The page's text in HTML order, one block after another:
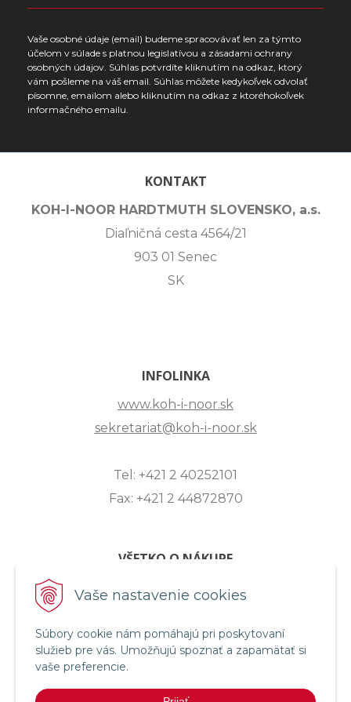
Vaše nastavenie cookies
Súbory cookie nám pomáhajú pri poskytovaní
služieb pre vás. Umožňujú spoznať a zapamätať si
vaše preferencie.
Vaše osobné údaje (email) budeme spracovávať len za týmto
účelom v súlade s platnou legislatívou a zásadami ochrany
osobných údajov. Súhlas potvrdíte kliknutím na odkaz, ktorý
vám pošleme na váš email. Súhlas môžete kedykoľvek odvolať
písomne, emailom alebo kliknutím na odkaz z ktoréhokoľvek
informačného emailu.
KONTAKT
KOH-I-NOOR HARDTMUTH SLOVENSKO, a.s.
Diaľničná cesta 4564/21
903 01 Senec
SK
INFOLINKA
www.koh-i-noor.sk
sekretariat@koh-i-noor.sk
Tel: +421 2 40252101
Fax: +421 2 44872870
VŠETKO O NÁKUPE
ZASLANIE OTÁZKY
OBCHODNÉ PODMIENKY
REKLAMAČNÝ PORIADOK